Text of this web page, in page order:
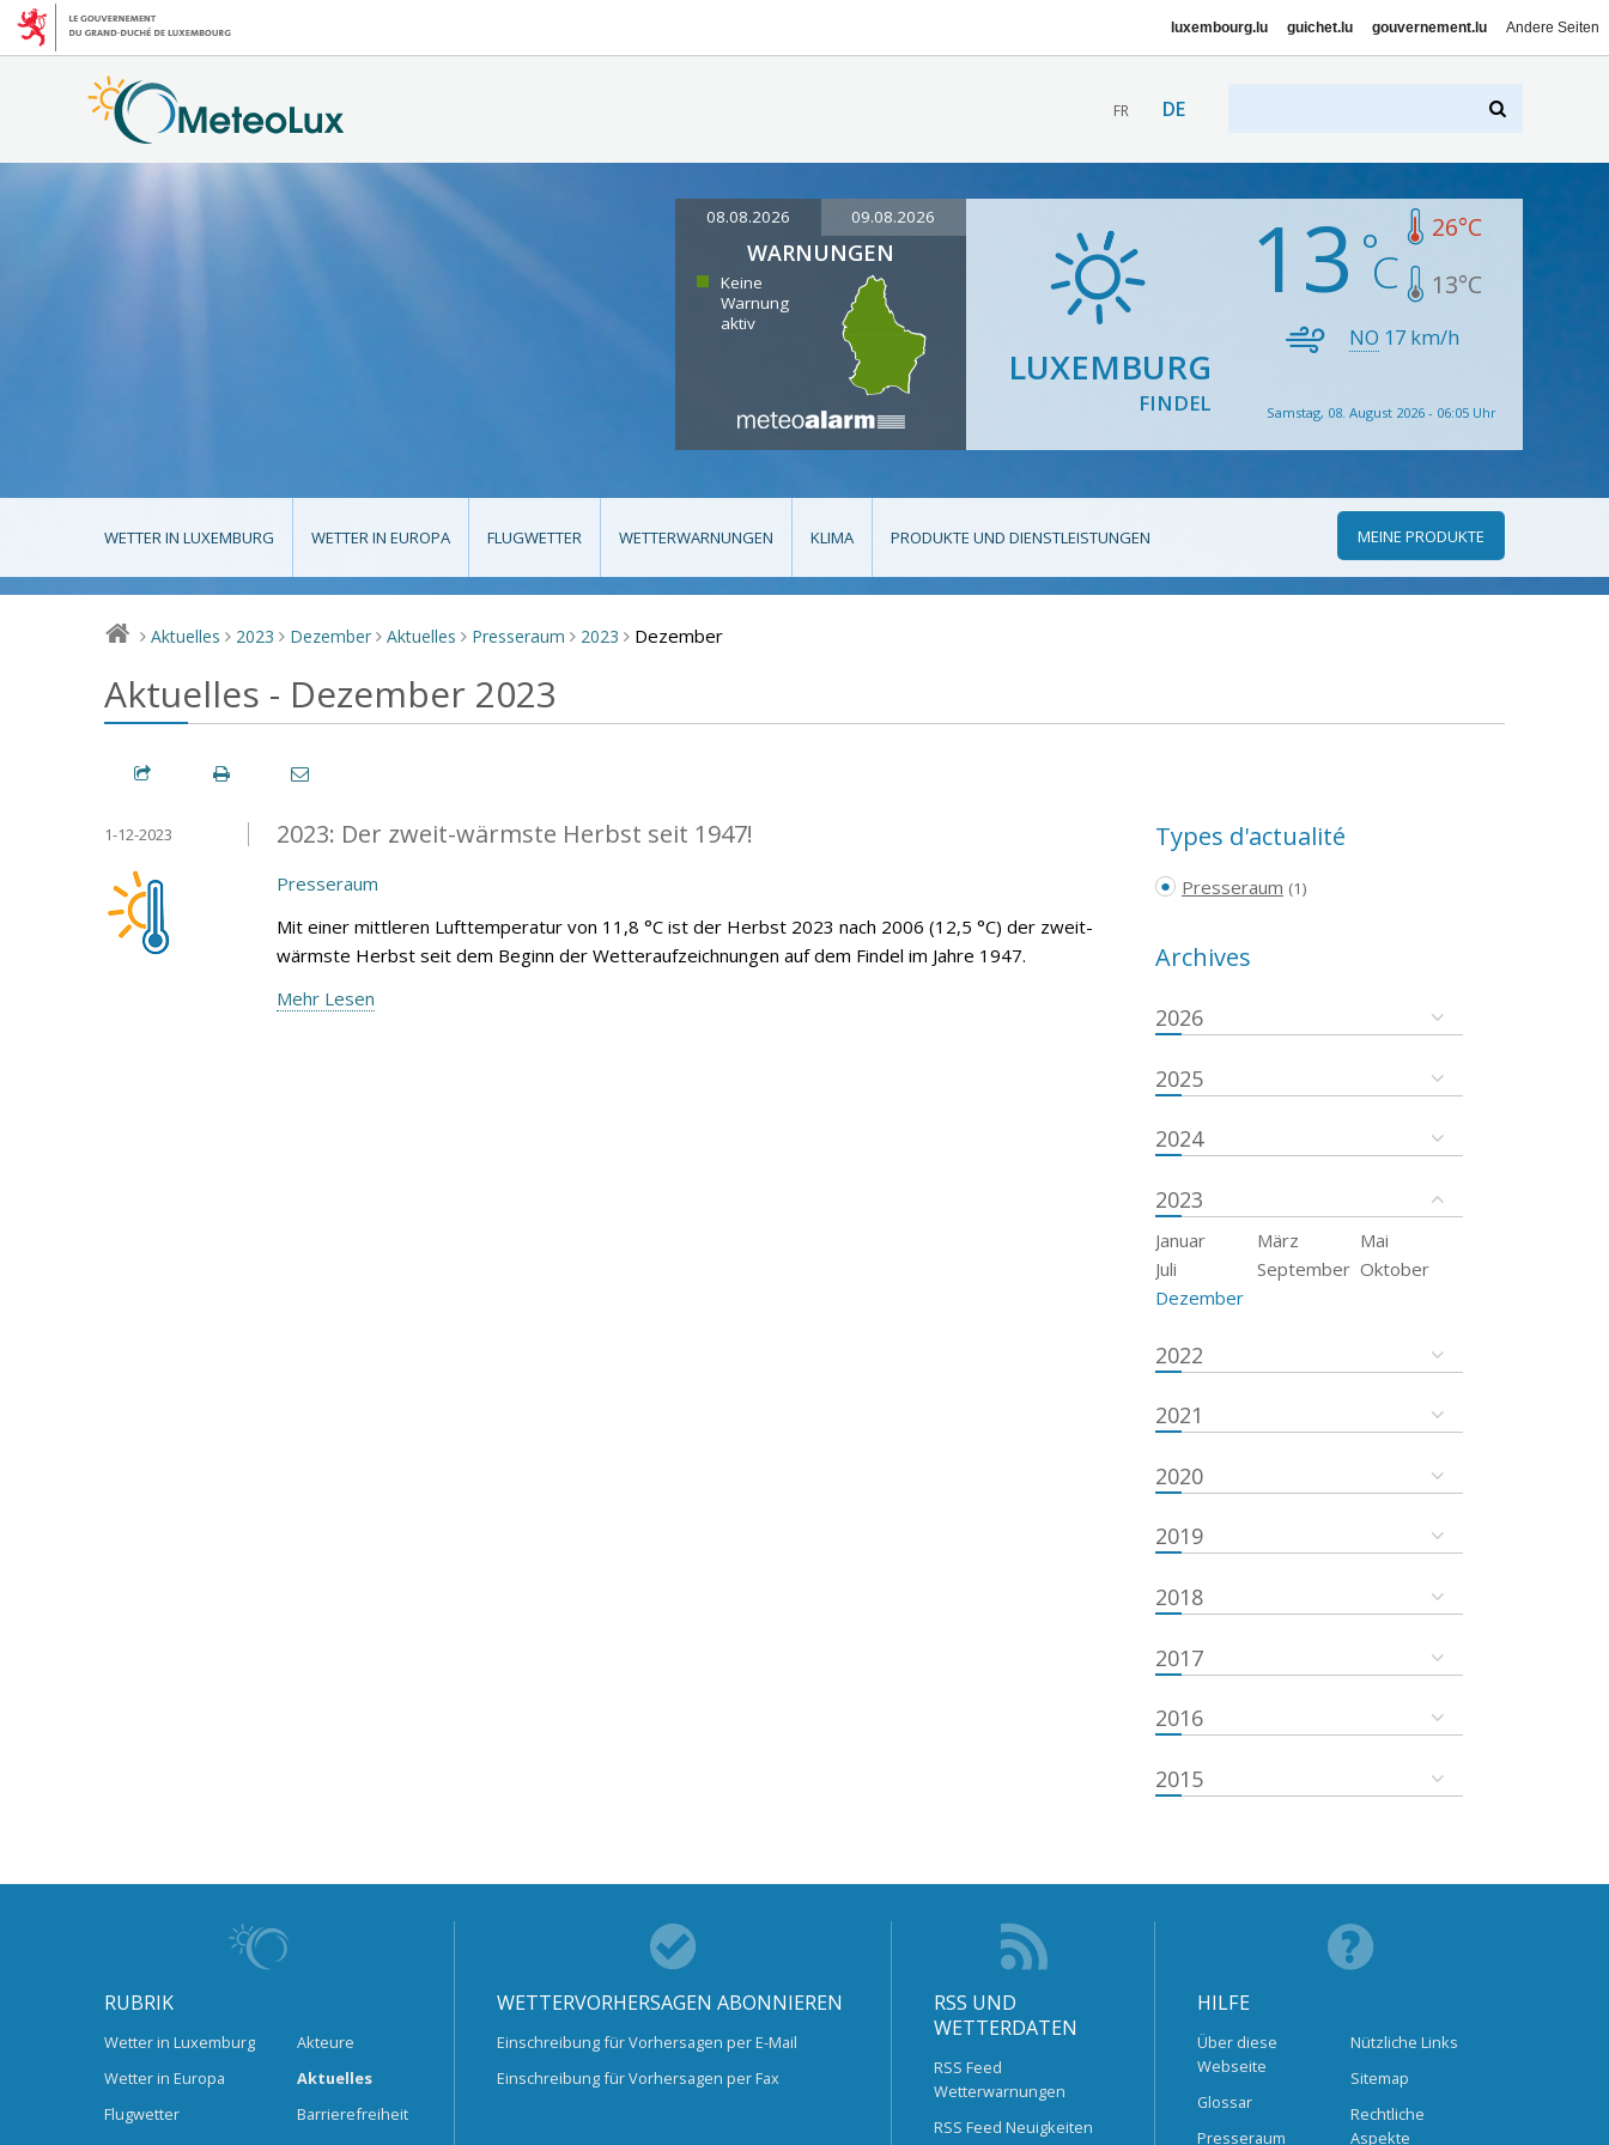
luxembourg.lu guichet.lu gouvernement.lu Andere Seiten
FR DE
08.08.2026 09.08.2026
WARNUNGEN
Keine
Warnung
aktiv
LUXEMBURG
FINDEL
13 26°C
13°C
NO 17 km/h
Samstag, 08. August 2026 - 06:05 Uhr
WETTER IN LUXEMBURG WETTER IN EUROPA FLUGWETTER WETTERWARNUNGEN KLIMA PRODUKTE UND DIENSTLEISTUNGEN MEINE PRODUKTE
> Aktuelles > 2023 > Dezember > Aktuelles > Presseraum > 2023 > Dezember
Aktuelles - Dezember 2023
2023: Der zweit-wärmste Herbst seit 1947!
1-12-2023
Presseraum
Mit einer mittleren Lufttemperatur von 11,8 °C ist der Herbst 2023 nach 2006 (12,5 °C) der zweit-
wärmste Herbst seit dem Beginn der Wetteraufzeichnungen auf dem Findel im Jahre 1947.
Mehr Lesen
Types d'actualité
Presseraum (1)
Archives
2026
2025
2024
2023
Januar März
Mai
Juli
September Oktober
Dezember
2022
2021
2020
2019
2018
2017
2016
2015
RUBRIK
Wetter in Luxemburg
Wetter in Europa
Flugwetter
Akteure
Aktuelles
Barrierefreiheit
WETTERVORHERSAGEN ABONNIEREN
Einschreibung für Vorhersagen per E-Mail
Einschreibung für Vorhersagen per Fax
RSS UND
WETTERDATEN
RSS Feed
Wetterwarnungen
RSS Feed Neuigkeiten
HILFE
Über diese
Webseite
Glossar
Presseraum
Nützliche Links
Sitemap
Rechtliche
Aspekte